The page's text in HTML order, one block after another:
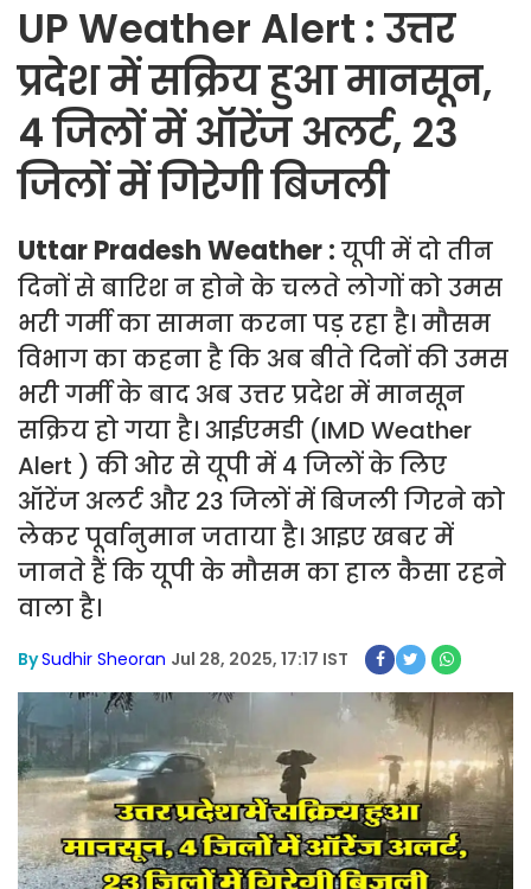
UP Weather Alert : उत्तर
प्रदेश में सक्रिय हुआ मानसून,
4 जिलों में ऑरेंज अलर्ट, 23
जिलों में गिरेगी बिजली
Uttar Pradesh Weather : यूपी में दो तीन
दिनों से बारिश न होने के चलते लोगों को उमस
भरी गर्मी का सामना करना पड़ रहा है। मौसम
विभाग का कहना है कि अब बीते दिनों की उमस
भरी गर्मी के बाद अब उत्तर प्रदेश में मानसून
सक्रिय हो गया है। आईएमडी (IMD Weather
Alert ) की ओर से यूपी में 4 जिलों के लिए
ऑरेंज अलर्ट और 23 जिलों में बिजली गिरने को
लेकर पूर्वानुमान जताया है। आइए खबर में
जानते हैं कि यूपी के मौसम का हाल कैसा रहने
वाला है।
BySudhir Sheoran Jul 28, 2025, 17:17 IST